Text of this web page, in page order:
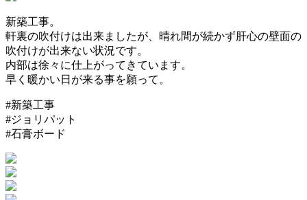
新築工事。
軒裏の吹付けは出来ましたが、晴れ間が続かず肝心の壁面の
吹付けが出来ない状況です。
内部は徐々に仕上がってきています。
早く暖かい日が来る事を願って。
#新築工事
#ジョリパット
#石膏ボード